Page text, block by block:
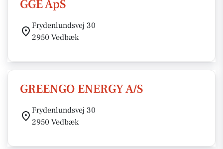
GGE ApS
Frydenlundsvej 30
2950 Vedbæk
GREENGO ENERGY A/S
Frydenlundsvej 30
2950 Vedbæk